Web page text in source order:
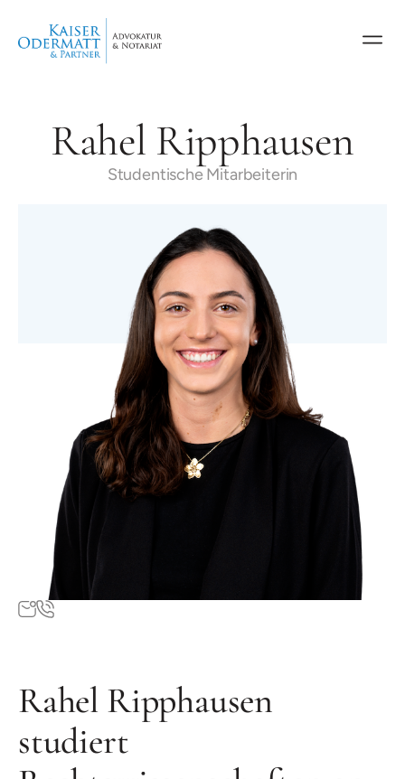
Rahel Ripphausen
Studentische Mitarbeiterin
Rahel Ripphausen
studiert